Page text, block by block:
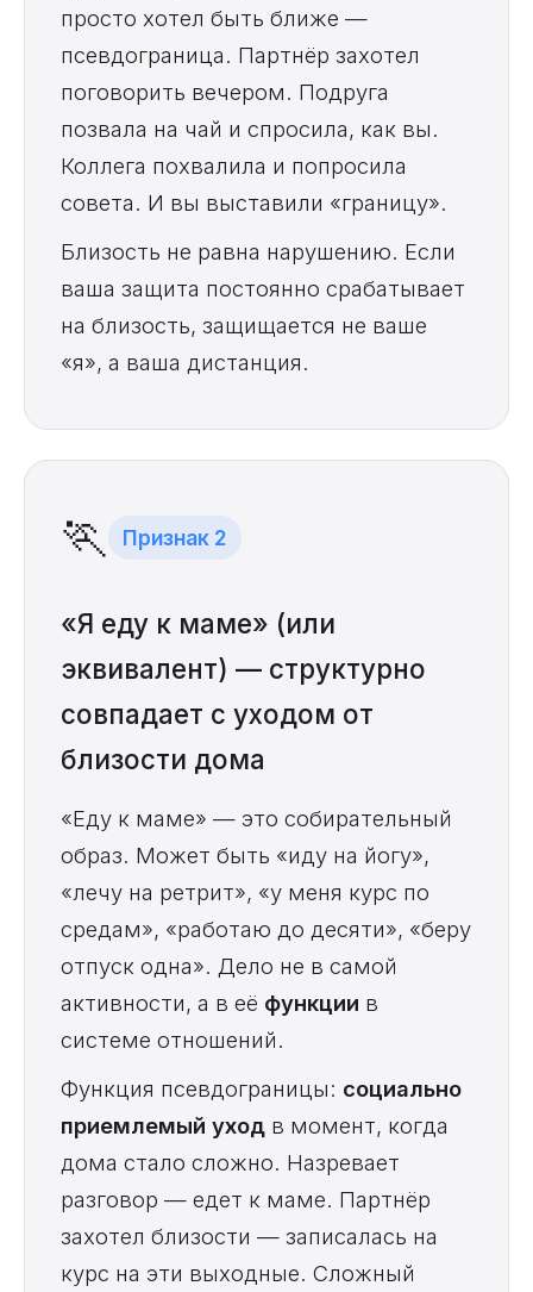
просто хотел быть ближе —
псевдограница. Партнёр захотел
поговорить вечером. Подруга
позвала на чай и спросила, как вы.
Коллега похвалила и попросила
совета. И вы выставили «границу».
Близость не равна нарушению. Если
ваша защита постоянно срабатывает
на близость, защищается не ваше
«я», а ваша дистанция.
🏃 Признак 2
«Я еду к маме» (или
эквивалент) — структурно
совпадает с уходом от
близости дома
«Еду к маме» — это собирательный
образ. Может быть «иду на йогу»,
«лечу на ретрит», «у меня курс по
средам», «работаю до десяти», «беру
отпуск одна». Дело не в самой
активности, а в её функции в
системе отношений.
Функция псевдограницы: социально
приемлемый уход в момент, когда
дома стало сложно. Назревает
разговор — едет к маме. Партнёр
захотел близости — записалась на
курс на эти выходные. Сложный